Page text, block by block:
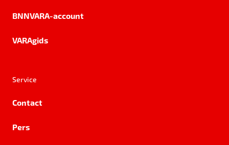
BNNVARA-account
VARAgids
Service
Contact
Pers